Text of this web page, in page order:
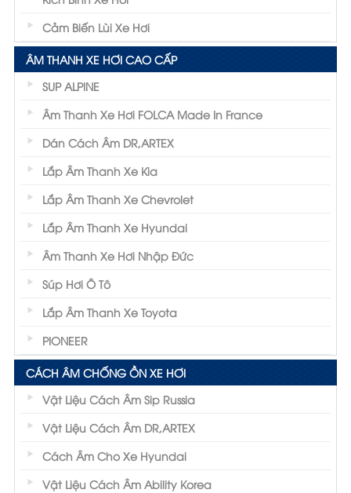
Cảm Biến Lùi Xe Hơi
ÂM THANH XE HƠI CAO CẤP
SUP ALPINE
Âm Thanh Xe Hơi FOLCA Made In France
Dán Cách Âm DR,ARTEX
Lắp Âm Thanh Xe Kia
Lắp Âm Thanh Xe Chevrolet
Lắp Âm Thanh Xe Hyundai
Âm Thanh Xe Hơi Nhập Đức
Súp Hơi Ô Tô
Lắp Âm Thanh Xe Toyota
PIONEER
CÁCH ÂM CHỐNG ỒN XE HƠI
Vật Liệu Cách Âm Sip Russia
Vật Liệu Cách Âm DR,ARTEX
Cách Âm Cho Xe Hyundai
Vật Liệu Cách Âm Ability Korea